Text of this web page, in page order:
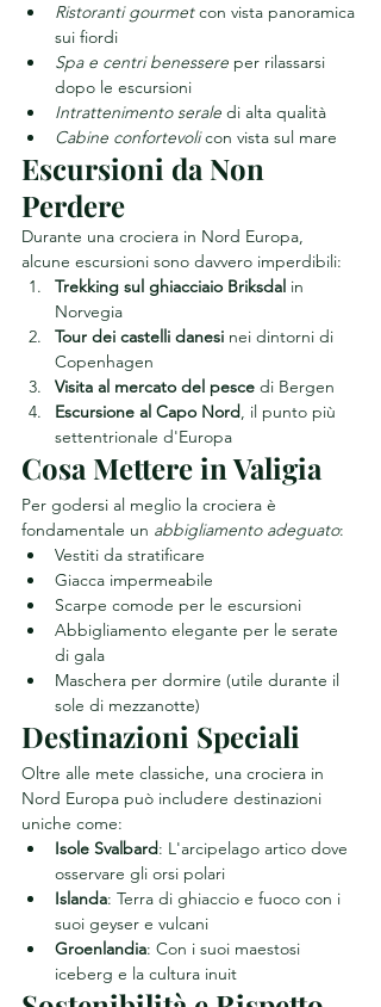
Ristoranti gourmet con vista panoramica
sui fiordi
Spa e centri benessere per rilassarsi
dopo le escursioni
Intrattenimento serale di alta qualità
Cabine confortevoli con vista sul mare
Escursioni da Non
Perdere
Durante una crociera in Nord Europa,
alcune escursioni sono davvero imperdibili:
Trekking sul ghiacciaio Briksdal in
Norvegia
Tour dei castelli danesi nei dintorni di
Copenhagen
Visita al mercato del pesce di Bergen
Escursione al Capo Nord, il punto più
settentrionale d'Europa
Cosa Mettere in Valigia
Per godersi al meglio la crociera è
fondamentale un abbigliamento adeguato:
Vestiti da stratificare
Giacca impermeabile
Scarpe comode per le escursioni
Abbigliamento elegante per le serate
di gala
Maschera per dormire (utile durante il
sole di mezzanotte)
Destinazioni Speciali
Oltre alle mete classiche, una crociera in
Nord Europa può includere destinazioni
uniche come:
Isole Svalbard: L'arcipelago artico dove
osservare gli orsi polari
Islanda: Terra di ghiaccio e fuoco con i
suoi geyser e vulcani
Groenlandia: Con i suoi maestosi
iceberg e la cultura inuit